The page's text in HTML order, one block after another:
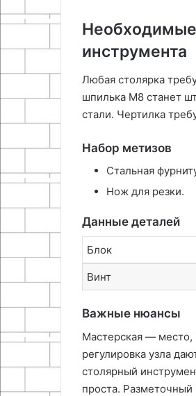
инструмента
Любая столярка
шпилька М8 станет
стали. Чертилка
Набор метизов
Стальная
Нож для резки.
Данные деталей
Блок
Винт
Важные нюансы
Мастерская — место,
регулировка узла
столярный
проста. Разметочный